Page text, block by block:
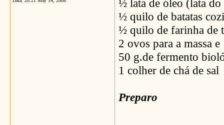
½ lata de óleo (lata
½ quilo de batatas
½ quilo de farinha de
2 ovos para a massa
50 g.de fermento
1 colher de chá de sal
Preparo